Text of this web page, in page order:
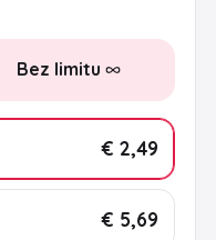
Bez limitu
€ 2,49
€ 5,69